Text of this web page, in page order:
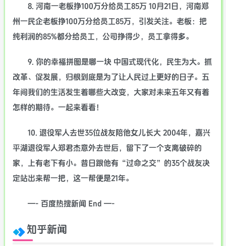
8. 河南一老板挣100万分给员工85万 10月21日，河南郑
州一民企老板挣100万分给员工85万，引发关注。老板：把
纯利润的85%都分给员工，公司挣得少，员工拿得多。
9. 你的幸福拼图是哪一块 中国式现代化，民生为大。抓
改革、促发展，归根到底是为了让人民过上更好的日子。五
年间我们的生活发生着哪些大改变，大家对未来五年又有着
怎样的期待。一起来看看！
10. 退役军人去世35位战友陪他女儿长大 2004年，嘉兴
平湖退役军人郑君杰意外去世后，留下了一个支离破碎的
家，上有老下有小。昔日跟他有“过命之交”的35个战友决
定站出来帮一把，这一帮便是21年。
—- 百度热搜新闻 End —-
知乎新闻